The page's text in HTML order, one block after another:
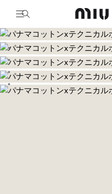
画像に移動 1
画像に移動 2
画像に移動 3
画像に移動 4
画像に移動 5
画像に移動 6